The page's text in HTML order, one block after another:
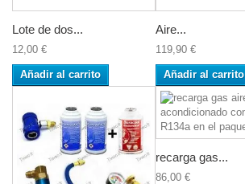
Lote de dos...
12,00 €
Añadir al carrito
Aire...
119,90 €
Añadir al carrito
recarga gas...
86,00 €